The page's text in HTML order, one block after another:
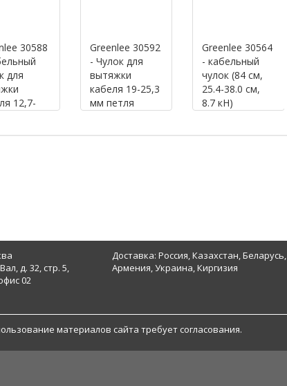
30588
для
12,7-
Greenlee 30592
- Чулок для
вытяжки
кабеля 19-25,3
мм петля
Greenlee 30564
- кабельный
чулок (84 см,
25.4-38.0 см,
8.7 кН)
д. 32, стр. 5,
02
Доставка: Россия, Казахстан, Беларусь,
Армения, Украина, Киргизия
материалов сайта требует согласования.